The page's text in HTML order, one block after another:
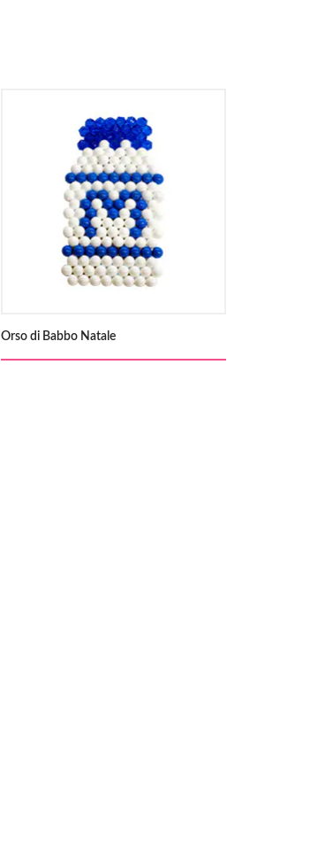
Orso di Babbo Natale